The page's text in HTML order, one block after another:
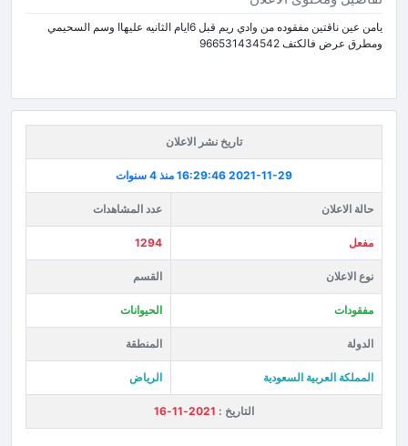
يامن عين ناقتين مفقوده من وادي ريم قبل 6ايام الثانيه عليهاا وسم السحيمي
ومطرق عرض فالكتف 966531434542
تاريخ نشر الاعلان
2021-11-29 16:29:46 منذ 4 سنوات
حالة الاعلان عدد المشاهدات
مفعل 1294
نوع الاعلان القسم
مفقودات الحيوانات
الدولة المنطقة
المملكة العربية السعودية الرياض
التاريخ : 2021-11-16